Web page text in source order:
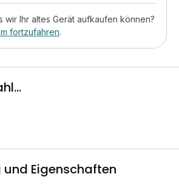
wir Ihr altes Gerät aufkaufen können?
fortzufahren.
und Eigenschaften